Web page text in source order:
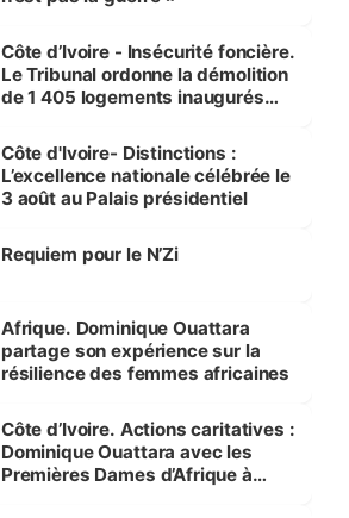
Côte d’Ivoire - Insécurité foncière.
Le Tribunal ordonne la démolition
de 1 405 logements inaugurés
Bassam
Côte d'Ivoire- Distinctions :
L’excellence nationale célébrée le
3 août au Palais présidentiel
Requiem pour le N’Zi
Afrique. Dominique Ouattara
partage son expérience sur la
résilience des femmes africaines
Côte d’Ivoire. Actions caritatives :
Dominique Ouattara avec les
Premières Dames d’Afrique à